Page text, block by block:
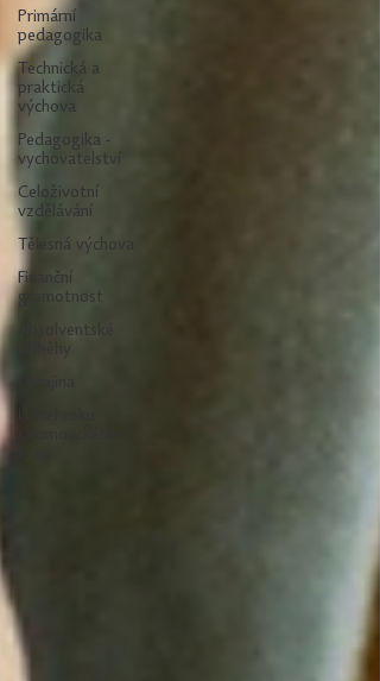
Primární
pedagogika
Technická a
praktická
výchova
Pedagogika -
vychovatelství
Celoživotní
vzdělávání
Tělesná výchova
Finanční
gramotnost
Absolventské